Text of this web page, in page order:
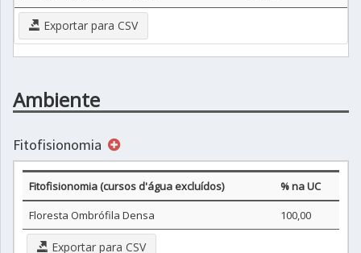
Exportar para CSV
Ambiente
Fitofisionomia
Fitofisionomia (cursos d'água excluídos)
% na UC
Floresta Ombrófila Densa
100,00
Exportar para CSV